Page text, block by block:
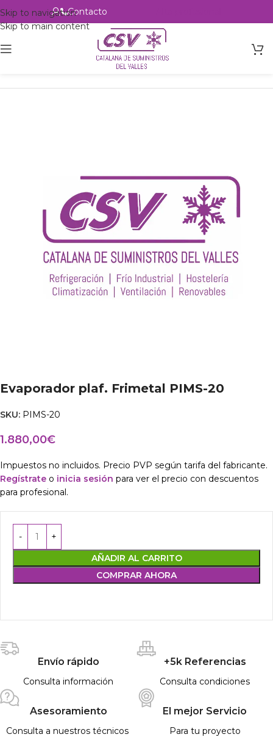
Skip to navigation
Skip to main content
Contacto
Intercambio
Evaporador plaf. Frimetal PIMS-20
SKU: PIMS-20
1.880,00€
Impuestos no incluidos. Precio PVP según tarifa del fabricante.
Regístrate o inicia sesión para ver el precio con descuentos
para profesional.
AÑADIR AL CARRITO
COMPRAR AHORA
Envío rápido
Consulta información
+5k Referencias
Consulta condiciones
Asesoramiento
Consulta a nuestros técnicos
El mejor Servicio
Para tu proyecto